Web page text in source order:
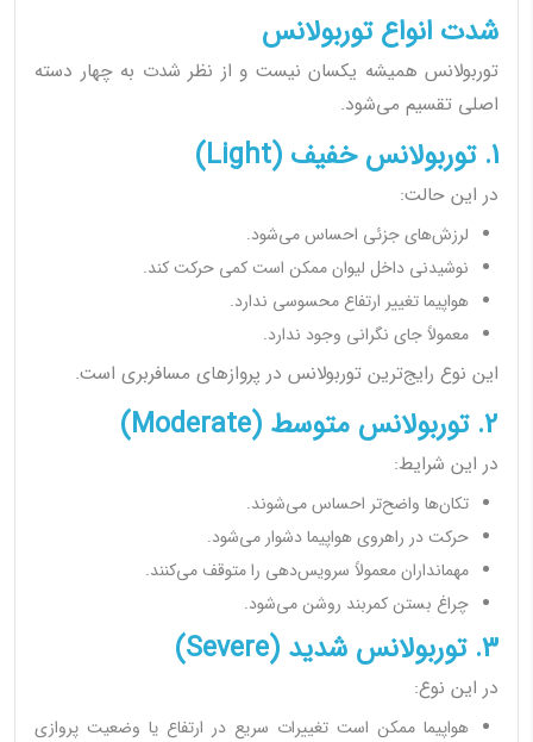
شدت انواع توربولانس
توربولانس همیشه یکسان نیست و از نظر شدت به چهار دسته
اصلی تقسیم می‌شود.
1. توربولانس خفیف (Light)
در این حالت:
لرزش‌های جزئی احساس می‌شود.
نوشیدنی داخل لیوان ممکن است کمی حرکت کند.
هواپیما تغییر ارتفاع محسوسی ندارد.
معمولاً جای نگرانی وجود ندارد.
این نوع رایج‌ترین توربولانس در پروازهای مسافربری است.
2. توربولانس متوسط (Moderate)
در این شرایط:
تکان‌ها واضح‌تر احساس می‌شوند.
حرکت در راهروی هواپیما دشوار می‌شود.
مهمانداران معمولاً سرویس‌دهی را متوقف می‌کنند.
چراغ بستن کمربند روشن می‌شود.
3. توربولانس شدید (Severe)
در این نوع:
هواپیما ممکن است تغییرات سریع در ارتفاع یا وضعیت پروازی